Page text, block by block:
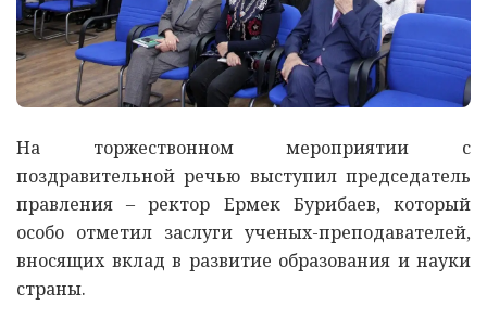
На торжествонном мероприятии с
поздравительной речью выступил председатель
правления – ректор Ермек Бурибаев, который
особо отметил заслуги ученых-преподавателей,
вносящих вклад в развитие образования и науки
страны.